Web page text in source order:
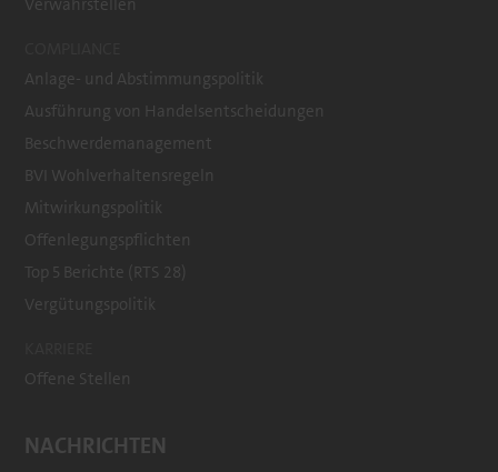
Verwahrstellen
Anlage- und Abstimmungspolitik
Ausführung von Handelsentscheidungen
Beschwerdemanagement
BVI Wohlverhaltensregeln
Mitwirkungspolitik
Offenlegungspflichten
Top 5 Berichte (RTS 28)
Vergütungspolitik
Offene Stellen
NACHRICHTEN